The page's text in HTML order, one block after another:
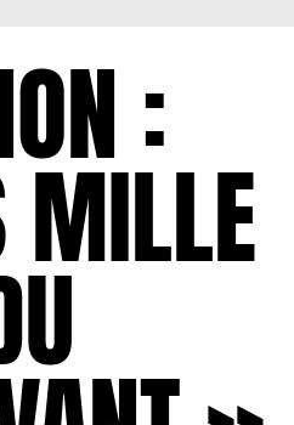
:
MILLE